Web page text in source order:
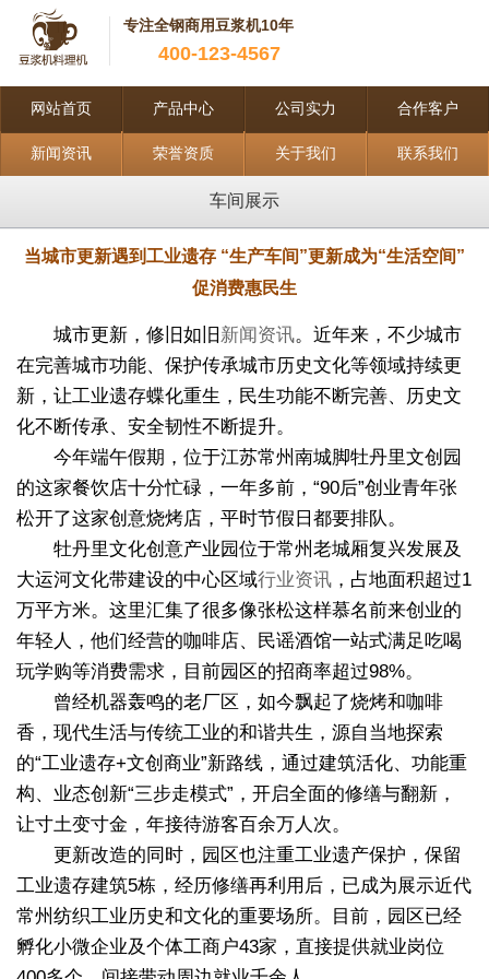
专注全钢商用豆浆机10年
400-123-4567
网站首页 产品中心 公司实力 合作客户
新闻资讯 荣誉资质 关于我们 联系我们
车间展示
当城市更新遇到工业遗存 “生产车间”更新成为“生活空间”
促消费惠民生
城市更新，修旧如旧 新闻资讯。近年来，不少城市
在完善城市功能、保护传承城市历史文化等领域持续更
新，让工业遗存蝶化重生，民生功能不断完善、历史文
化不断传承、安全韧性不断提升。
今年端午假期，位于江苏常州南城脚牡丹里文创园
的这家餐饮店十分忙碌，一年多前，“90后”创业青年张
松开了这家创意烧烤店，平时节假日都要排队。
牡丹里文化创意产业园位于常州老城厢复兴发展及
大运河文化带建设的中心区域行业资讯 ，占地面积超过1
万平方米。这里汇集了很多像张松这样慕名前来创业的
年轻人，他们经营的咖啡店、民谣酒馆一站式满足吃喝
玩学购等消费需求，目前园区的招商率超过98%。
曾经机器轰鸣的老厂区，如今飘起了烧烤和咖啡
香，现代生活与传统工业的和谐共生，源自当地探索
的“工业遗存+文创商业”新路线，通过建筑活化、功能重
构、业态创新“三步走模式”，开启全面的修缮与翻新，
让寸土变寸金，年接待游客百余万人次。
更新改造的同时，园区也注重工业遗产保护，保留
工业遗存建筑5栋，‌经历修缮再利用后，已成为展示近代
常州纺织工业历史和文化的重要场所。目前，园区已经
孵化小微企业及个体工商户43家，直接提供就业岗位